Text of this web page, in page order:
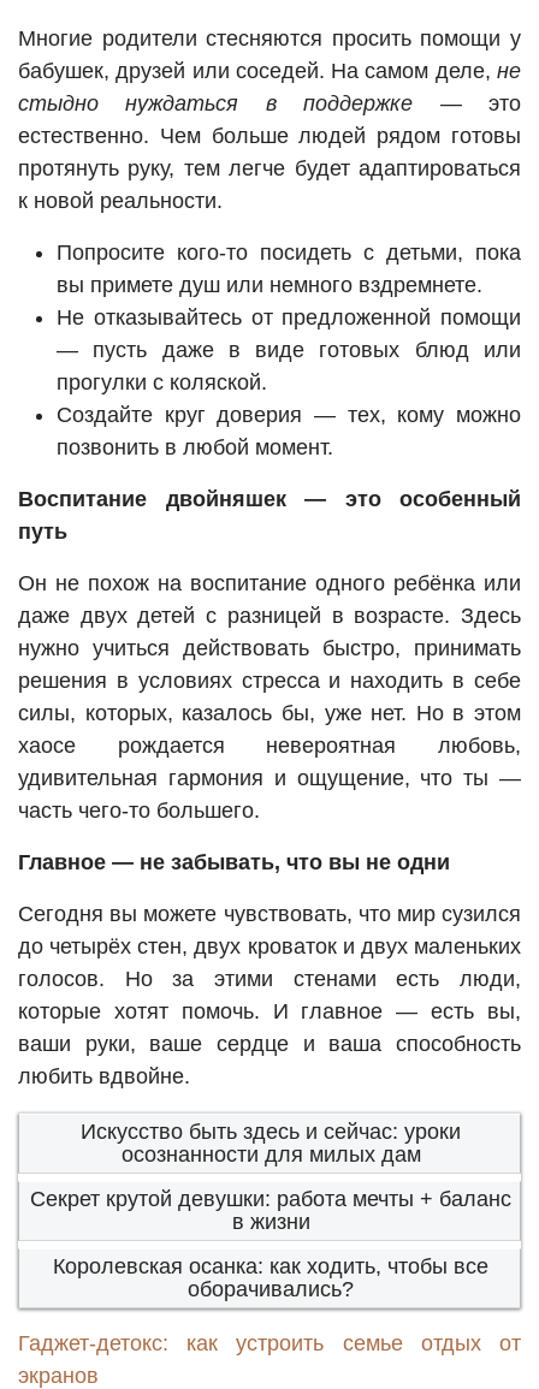
Многие родители стесняются просить помощи у
бабушек, друзей или соседей. На самом деле, не
стыдно нуждаться в поддержке — это
естественно. Чем больше людей рядом готовы
протянуть руку, тем легче будет адаптироваться
к новой реальности.
Попросите кого-то посидеть с детьми, пока
вы примете душ или немного вздремнете.
Не отказывайтесь от предложенной помощи
— пусть даже в виде готовых блюд или
прогулки с коляской.
Создайте круг доверия — тех, кому можно
позвонить в любой момент.
Воспитание двойняшек — это особенный
путь
Он не похож на воспитание одного ребёнка или
даже двух детей с разницей в возрасте. Здесь
нужно учиться действовать быстро, принимать
решения в условиях стресса и находить в себе
силы, которых, казалось бы, уже нет. Но в этом
хаосе рождается невероятная любовь,
удивительная гармония и ощущение, что ты —
часть чего-то большего.
Главное — не забывать, что вы не одни
Сегодня вы можете чувствовать, что мир сузился
до четырёх стен, двух кроваток и двух маленьких
голосов. Но за этими стенами есть люди,
которые хотят помочь. И главное — есть вы,
ваши руки, ваше сердце и ваша способность
любить вдвойне.
Искусство быть здесь и сейчас: уроки
осознанности для милых дам
Секрет крутой девушки: работа мечты + баланс
в жизни
Королевская осанка: как ходить, чтобы все
оборачивались?
Гаджет-детокс: как устроить семье отдых от
экранов